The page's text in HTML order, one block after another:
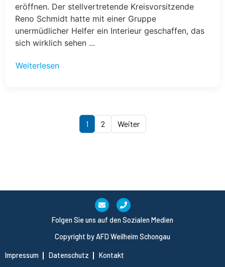
eröffnen. Der stellvertretende Kreisvorsitzende
Reno Schmidt hatte mit einer Gruppe
unermüdlicher Helfer ein Interieur geschaffen, das
sich wirklich sehen ...
Weiterlesen
1 2
Copyright by AFD Weilheim Schongau
Impressum Datenschutz Kontakt
Folgen Sie uns auf den Sozialen Medien